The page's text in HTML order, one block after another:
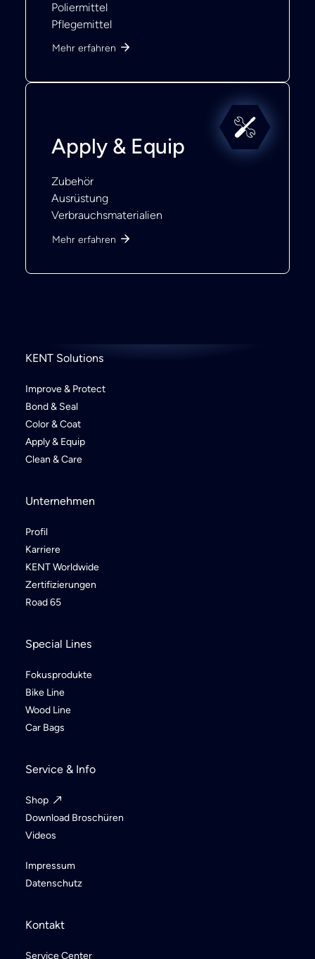
Poliermittel
Pflegemittel
Mehr erfahren
Apply & Equip
Zubehör
Ausrüstung
Verbrauchsmaterialien
Mehr erfahren
KENT Solutions
Improve & Protect
Bond & Seal
Color & Coat
Apply & Equip
Clean & Care
Unternehmen
Profil
Karriere
KENT Worldwide
Zertifizierungen
Road 65
Special Lines
Fokusprodukte
Bike Line
Wood Line
Car Bags
Service & Info
Shop
Download Broschüren
Videos
Impressum
Datenschutz
Kontakt
Service Center